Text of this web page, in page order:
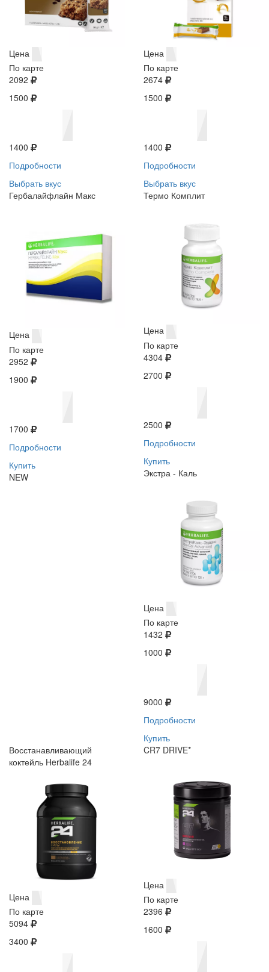
Цена
По карте
2092
1500
1400
Подробности
Выбрать вкус
Цена
По карте
2674
1500
1400
Подробности
Выбрать вкус
Гербалайфлайн Макс
Цена
По карте
2952
1900
1700
Подробности
Купить
NEW
Термо Комплит
Цена
По карте
4304
2700
2500
Подробности
Купить
Экстра - Каль
Цена
По карте
1432
1000
9000
Подробности
Купить
Восстанавливающий
коктейль Herbalife 24
Цена
По карте
5094
3400
CR7 DRIVE*
Цена
По карте
2396
1600